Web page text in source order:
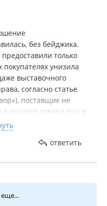
без бейджика.
только
унизила
выставочного
согласно статье
поставщик не
в покупке товара или в
товара на
является основанием
продажи для всехответить
еще...